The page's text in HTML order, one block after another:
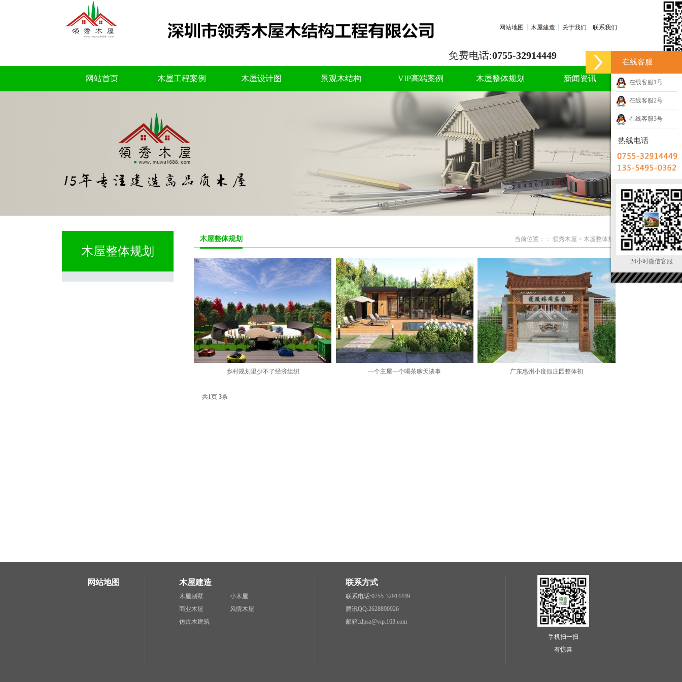
联系我们
关于我们
木屋建造
网站地图
免费电话:0755-32914449
网站首页 木屋工程案例 木屋设计图 景观木结构 VIP高端案例 木屋整体规划 新闻资讯
木屋整体规划
木屋整体规划 当前位置：： 领秀木屋 > 木屋整体规划
乡村规划里少不了经济组织 一个主屋一个喝茶聊天谈事 广东惠州小度假庄园整体初
共1页 3条
网站地图 木屋建造
木屋别墅
小木屋
商业木屋
风情木屋
仿古木建筑
联系方式
联系电话:0755-32914449
腾讯QQ:2628890926
邮箱:zlpsz@vip.163.com
手机扫一扫
有惊喜
在线客服
在线客服1号
在线客服2号
在线客服3号
热线电话
24小时微信客服